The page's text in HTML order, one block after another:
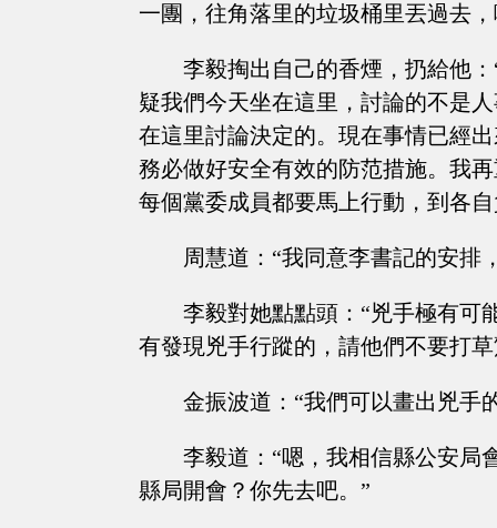
一團，往角落里的垃圾桶里丟過去
李毅掏出自己的香煙，扔給他
疑我們今天坐在這里，討論的不是
在這里討論決定的。現在事情已經
務必做好安全有效的防范措施。我
每個黨委成員都要馬上行動，到各
周慧道：“我同意李書記的安排
李毅對她點點頭：“兇手極有可
有發現兇手行蹤的，請他們不要打
金振波道：“我們可以畫出兇手
李毅道：“嗯，我相信縣公安局
縣局開會？你先去吧。”